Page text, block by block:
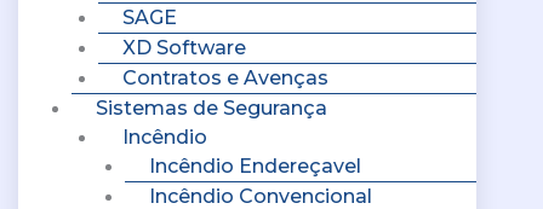
SAGE
XD Software
Contratos e Avenças
Sistemas de Segurança
Incêndio
Incêndio Endereçavel
Incêndio Convencional